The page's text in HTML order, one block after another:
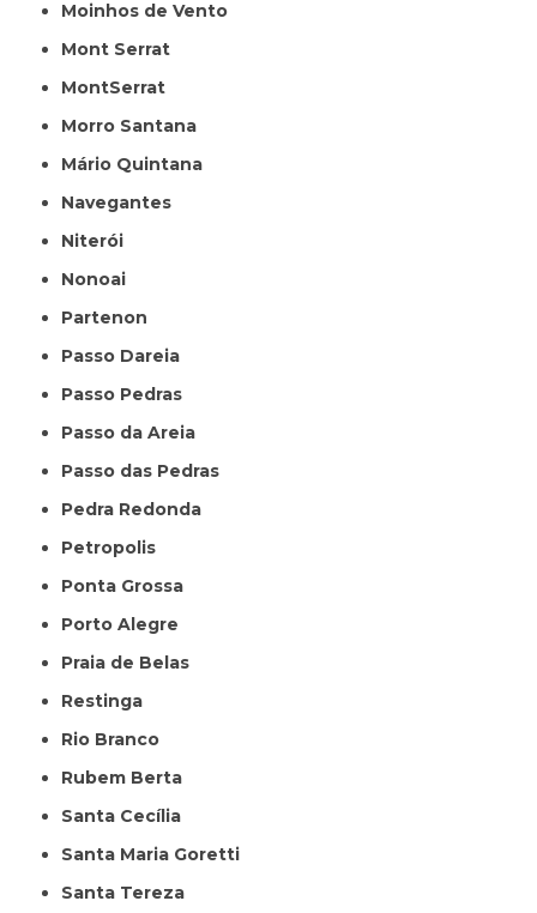
Moinhos de Vento
Mont Serrat
MontSerrat
Morro Santana
Mário Quintana
Navegantes
Niterói
Nonoai
Partenon
Passo Dareia
Passo Pedras
Passo da Areia
Passo das Pedras
Pedra Redonda
Petropolis
Ponta Grossa
Porto Alegre
Praia de Belas
Restinga
Rio Branco
Rubem Berta
Santa Cecília
Santa Maria Goretti
Santa Tereza